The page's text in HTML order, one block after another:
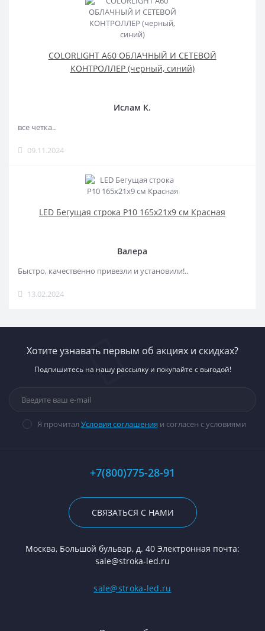
COLORLIGHT A60 ОБЛАЧНЫЙ И СЕТЕВОЙ
КОНТРОЛЛЕР (черный, синий)
Ислам К.
все четка..
09.11.2024
LED Бегущая строка Р10 165x21x9 см Красная
Валера
Быстро, качественно привезли и установили!..
13.02.2024
Хотите узнавать первым об акциях и скидках?
Подпишитесь на нашу рассылку и покупайте с выгодой!
Я прочитал Условия соглашения и согласен с условиями
+7(800)775-28-91
СВЯЗАТЬСЯ С НАМИ
Москва, Большой бульвар, д. 40 Электронная почта:
sale@stroka-led.ru
sale@stroka-led.ru